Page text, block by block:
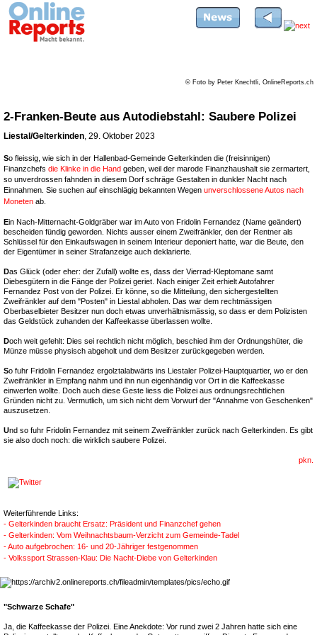
© Foto by Peter Knechtli, OnlineReports.ch
2-Franken-Beute aus Autodiebstahl: Saubere Polizei
Liestal/Gelterkinden, 29. Oktober 2023
So fleissig, wie sich in der Hallenbad-Gemeinde Gelterkinden die (freisinnigen)
Finanzchefs die Klinke in die Hand geben, weil der marode Finanzhaushalt sie zermartert,
so unverdrossen fahnden in diesem Dorf schräge Gestalten in dunkler Nacht nach
Einnahmen. Sie suchen auf einschlägig bekannten Wegen unverschlossene Autos nach
Moneten ab.
Ein Nach-Mitternacht-Goldgräber war im Auto von Fridolin Fernandez (Name geändert)
bescheiden fündig geworden. Nichts ausser einem Zweifränkler, den der Rentner als
Schlüssel für den Einkaufswagen in seinem Interieur deponiert hatte, war die Beute, den
der Eigentümer in seiner Strafanzeige auch deklarierte.
Das Glück (oder eher: der Zufall) wollte es, dass der Vierrad-Kleptomane samt
Diebesgütern in die Fänge der Polizei geriet. Nach einiger Zeit erhielt Autofahrer
Fernandez Post von der Polizei. Er könne, so die Mitteilung, den sichergestellten
Zweifränkler auf dem "Posten" in Liestal abholen. Das war dem rechtmässigen
Oberbaselbieter Besitzer nun doch etwas unverhältnismässig, so dass er dem Polizisten
das Geldstück zuhanden der Kaffeekasse überlassen wollte.
Doch weit gefehlt: Dies sei rechtlich nicht möglich, beschied ihm der Ordnungshüter, die
Münze müsse physisch abgeholt und dem Besitzer zurückgegeben werden.
So fuhr Fridolin Fernandez ergolztalabwärts ins Liestaler Polizei-Hauptquartier, wo er den
Zweifränkler in Empfang nahm und ihn nun eigenhändig vor Ort in die Kaffeekasse
einwerfen wollte. Doch auch diese Geste liess die Polizei aus ordnungsrechtlichen
Gründen nicht zu. Vermutlich, um sich nicht dem Vorwurf der "Annahme von Geschenken"
auszusetzen.
Und so fuhr Fridolin Fernandez mit seinem Zweifränkler zurück nach Gelterkinden. Es gibt
sie also doch noch: die wirklich saubere Polizei.
pkn.
Weiterführende Links:
- Gelterkinden braucht Ersatz: Präsident und Finanzchef gehen
- Gelterkinden: Vom Weihnachtsbaum-Verzicht zum Gemeinde-Tadel
- Auto aufgebrochen: 16- und 20-Jähriger festgenommen
- Volkssport Strassen-Klau: Die Nacht-Diebe von Gelterkinden
"Schwarze Schafe"
Ja, die Kaffeekasse der Polizei. Eine Anekdote: Vor rund zwei 2 Jahren hatte sich eine